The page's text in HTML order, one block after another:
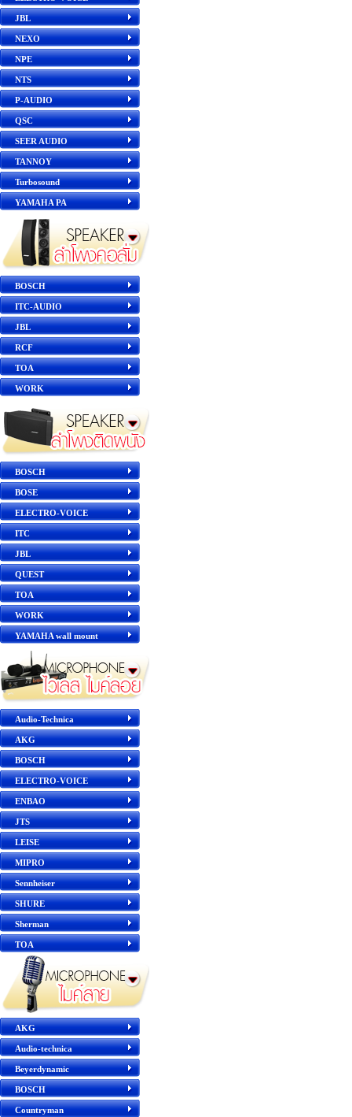
JBL
NEXO
NPE
NTS
P-AUDIO
QSC
SEER AUDIO
TANNOY
Turbosound
YAMAHA PA
BOSCH
ITC-AUDIO
JBL
RCF
TOA
WORK
BOSCH
BOSE
ELECTRO-VOICE
ITC
JBL
QUEST
TOA
WORK
YAMAHA wall mount
Audio-Technica
AKG
BOSCH
ELECTRO-VOICE
ENBAO
JTS
LEISE
MIPRO
Sennheiser
SHURE
Sherman
TOA
AKG
Audio-technica
Beyerdynamic
BOSCH
Countryman